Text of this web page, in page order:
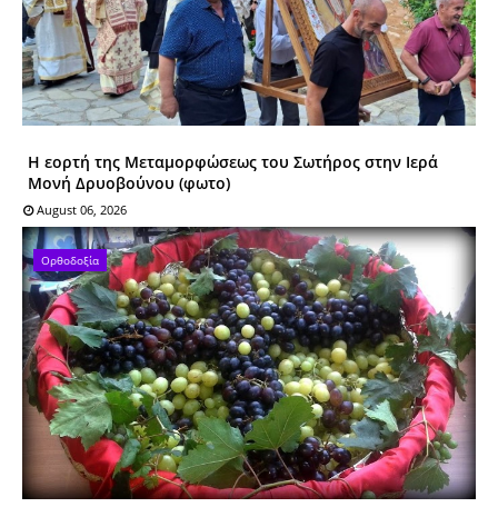
Η εορτή της Μεταμορφώσεως του Σωτήρος στην Ιερά
Μονή Δρυοβούνου (φωτο)
August 06, 2026
Ορθοδοξία